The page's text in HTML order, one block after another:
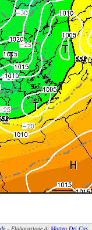
- Elaborazione di Matteo Dei Cas